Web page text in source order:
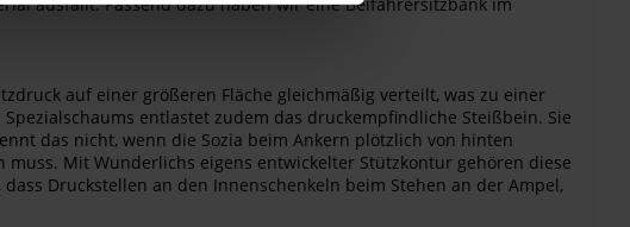
auf einer größeren Fläche gleichmäßig verteilt, was zu einer
entlastet zudem das druckempfindliche Steißbein. Sie
das nicht, wenn die Sozia beim Ankern plötzlich von hinten
Mit Wunderlichs eigens entwickelter Stützkontur gehören diese
Druckstellen an den Innenschenkeln beim Stehen an der Ampel,